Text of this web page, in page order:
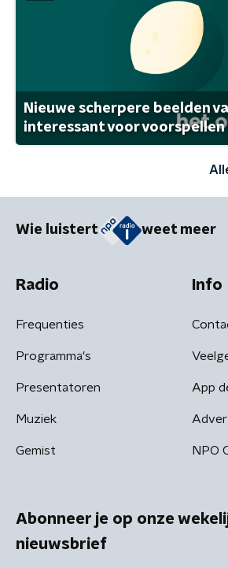
Nieuwe scherpere beelden
interessant voor
Wie luistert weet meer
Radio
Frequenties
Programma's
Presentatoren
Muziek
Gemist
Info
App
NPO
Abonneer je op onze
nieuwsbrief